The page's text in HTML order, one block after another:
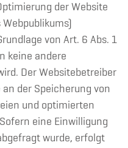
der Website
Webpublikums)
von Art. 6 Abs. 1
keine andere
Der Websitebetreiber
der Speicherung von
und optimierten
eine Einwilligung
wurde, erfolgt